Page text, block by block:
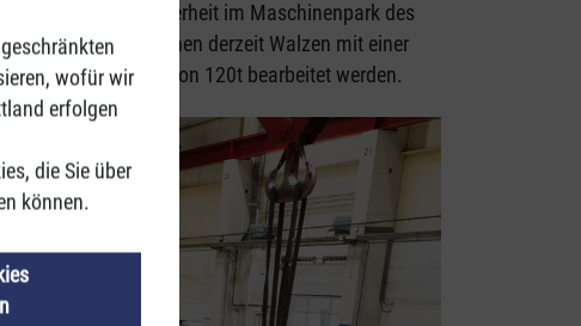
Eine große Besonderheit im Maschinenpark des
Welt. Darauf können derzeit Walzen mit einer
Stückgewicht von 120t bearbeitet werden.
wofür wir
erfolgen
die Sie über
können.